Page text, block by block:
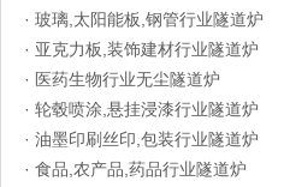
· 玻璃,太阳能板,钢管行业隧道炉
· 亚克力板,装饰建材行业隧道炉
· 医药生物行业无尘隧道炉
· 轮毂喷涂,悬挂浸漆行业隧道炉
· 油墨印刷丝印,包装行业隧道炉
· 食品,农产品,药品行业隧道炉